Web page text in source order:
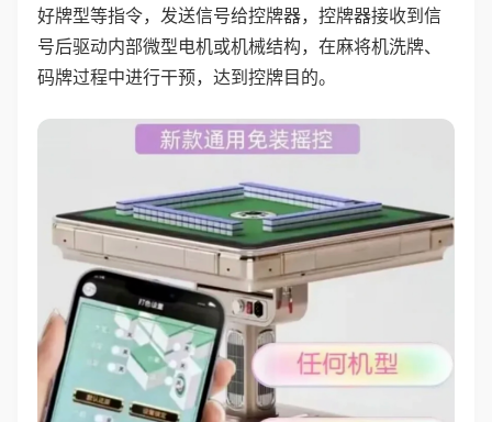
好牌型等指令，发送信号给控牌器，控牌器接收到信
号后驱动内部微型电机或机械结构，在麻将机洗牌、
码牌过程中进行干预，达到控牌目的。